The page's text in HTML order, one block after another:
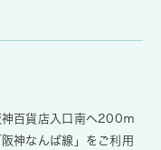
神百貨店入口南へ200ｍ
神なんば線」をご利用